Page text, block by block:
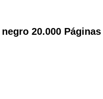
20.000 Páginas